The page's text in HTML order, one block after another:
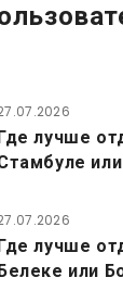
лучше
лучше
или